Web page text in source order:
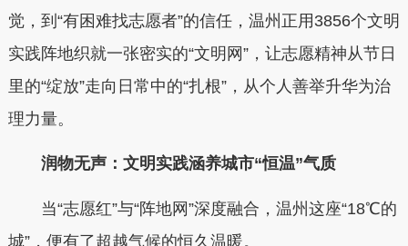
觉，到“有困难找志愿者”的信任，温州正用3856个文明
实践阵地织就一张密实的“文明网”，让志愿精神从节日
里的“绽放”走向日常中的“扎根”，从个人善举升华为治
理力量。
润物无声：文明实践涵养城市“恒温”气质
当“志愿红”与“阵地网”深度融合，温州这座“18℃的
城”，便有了超越气候的恒久温暖。